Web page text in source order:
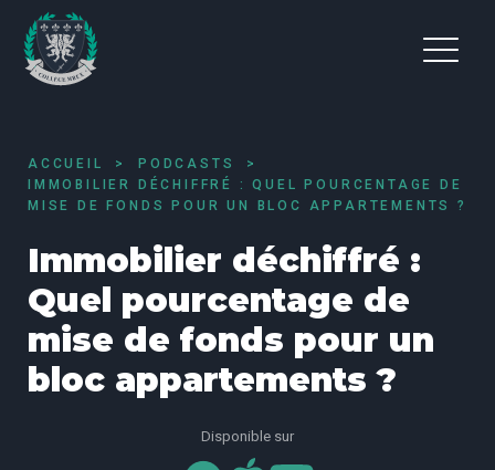
ACCUEIL
PODCASTS
IMMOBILIER DÉCHIFFRÉ : QUEL POURCENTAGE DE
MISE DE FONDS POUR UN BLOC APPARTEMENTS ?
Immobilier déchiffré :
Quel pourcentage de
mise de fonds pour un
bloc appartements ?
Disponible sur